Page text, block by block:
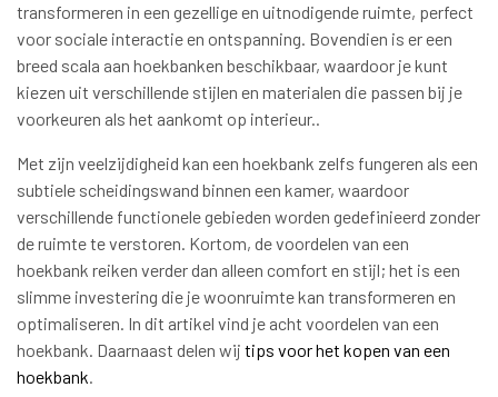
transformeren in een gezellige en uitnodigende ruimte, perfect
voor sociale interactie en ontspanning. Bovendien is er een
breed scala aan hoekbanken beschikbaar, waardoor je kunt
kiezen uit verschillende stijlen en materialen die passen bij je
voorkeuren als het aankomt op interieur..
Met zijn veelzijdigheid kan een hoekbank zelfs fungeren als een
subtiele scheidingswand binnen een kamer, waardoor
verschillende functionele gebieden worden gedefinieerd zonder
de ruimte te verstoren. Kortom, de voordelen van een
hoekbank reiken verder dan alleen comfort en stijl; het is een
slimme investering die je woonruimte kan transformeren en
optimaliseren. In dit artikel vind je acht voordelen van een
hoekbank. Daarnaast delen wij tips voor het kopen van een
hoekbank.